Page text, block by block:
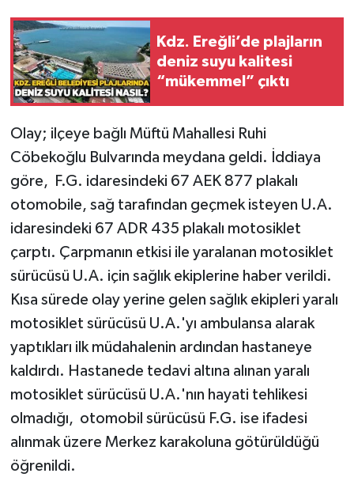
Kdz. Ereğli’de plajların
deniz suyu kalitesi
“mükemmel” çıktı
Olay; ilçeye bağlı Müftü Mahallesi Ruhi
Cöbekoğlu Bulvarında meydana geldi. İddiaya
göre, F.G. idaresindeki 67 AEK 877 plakalı
otomobile, sağ tarafından geçmek isteyen U.A.
idaresindeki 67 ADR 435 plakalı motosiklet
çarptı. Çarpmanın etkisi ile yaralanan motosiklet
sürücüsü U.A. için sağlık ekiplerine haber verildi.
Kısa sürede olay yerine gelen sağlık ekipleri yaralı
motosiklet sürücüsü U.A.'yı ambulansa alarak
yaptıkları ilk müdahalenin ardından hastaneye
kaldırdı. Hastanede tedavi altına alınan yaralı
motosiklet sürücüsü U.A.'nın hayati tehlikesi
olmadığı, otomobil sürücüsü F.G. ise ifadesi
alınmak üzere Merkez karakoluna götürüldüğü
öğrenildi.
Gökçebey
GÜNDEM
Kilimli
Kültür - Sanat
Politika
Resmi İlan
Sağlık
SİYASET